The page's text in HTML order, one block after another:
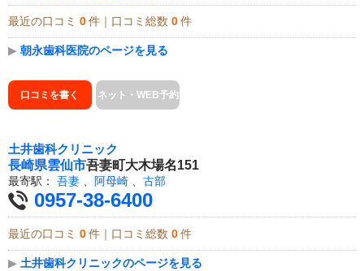
最近の口コミ 0 件｜口コミ総数 0 件
▶ 朝永歯科医院のページを見る
口コミを書く ネット・WEB予約
土井歯科クリニック
長崎県雲仙市吾妻町大木場名151
最寄駅： 吾妻 、 阿母崎 、 古部
0957-38-6400
最近の口コミ 0 件｜口コミ総数 0 件
▶ 土井歯科クリニックのページを見る